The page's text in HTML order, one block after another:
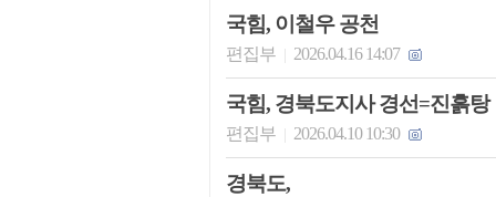
국힘, 이철우 공천
편집부 | 2026.04.16 14:07
국힘, 경북도지사 경선=진흙탕
편집부 | 2026.04.10 10:30
경북도,